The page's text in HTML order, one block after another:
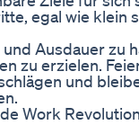
egal wie klein
Ausdauer zu
zu erzielen.
und
Work